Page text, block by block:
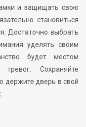
и защищать свою
становиться
Достаточно выбрать
уделять своим
будет местом
Сохраняйте
держите дверь в свой